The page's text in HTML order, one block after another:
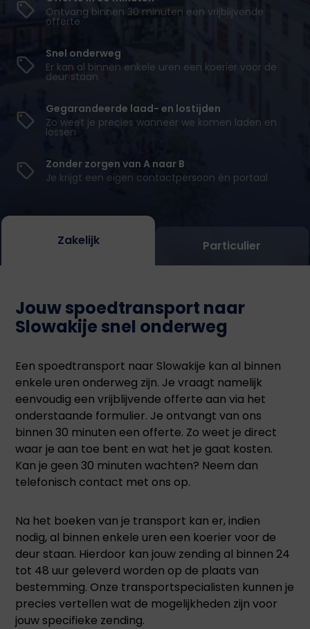
Ontvang binnen 30 minuten een vrijblijvende
offerte
Snel onderweg
Er kan al binnen enkele uren een koerier voor de
deur staan
Gegarandeerde laad- en lostijden
Zo weet je precies wanneer we komen laden en
lossen
Zonder zorgen van A naar B
Je krijgt een eigen contactpersoon én portaal
Zakelijk Particulier
Jouw spoedtransport naar
Slowakije snel onderweg
Een spoedtransport naar Slowakije kan al binnen
enkele uren onderweg zijn. Je vraagt namelijk
eenvoudig een vrijblijvende offerte aan via het
onderstaande formulier. Je ontvangt van ons
binnen 30 minuten een offerte. Zo weet je direct
waar je aan toe bent en wat het je gaat kosten.
Kan je geen 30 minuten wachten? Neem dan
telefonisch contact met ons op.
Na het boeken van je transport kan er, indien
nodig, al binnen enkele uren een koerier voor de
deur staan. Hierdoor kan jouw zending al binnen 24
tot 48 uur geleverd worden op de plaats van
bestemming. Onze transportspecialisten kunnen je
precies vertellen wat de mogelijkheden zijn voor
jouw specifieke zending.